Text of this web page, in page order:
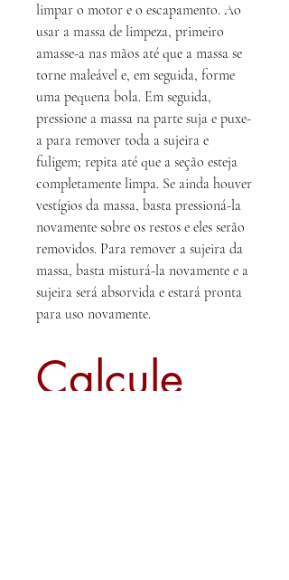
limpar o motor e o escapamento. Ao
usar a massa de limpeza, primeiro
amasse-a nas mãos até que a massa se
torne maleável e, em seguida, forme
uma pequena bola. Em seguida,
pressione a massa na parte suja e puxe-
a para remover toda a sujeira e
fuligem; repita até que a seção esteja
completamente limpa. Se ainda houver
vestígios da massa, basta pressioná-la
novamente sobre os restos e eles serão
removidos. Para remover a sujeira da
massa, basta misturá-la novamente e a
sujeira será absorvida e estará pronta
para uso novamente.
Calcule